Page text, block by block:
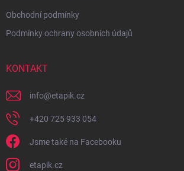
Obchodní podmínky
Podmínky ochrany osobních údajů
KONTAKT
info@etapik.cz
+420 725 933 054
Jsme také na Facebooku
etapik.cz